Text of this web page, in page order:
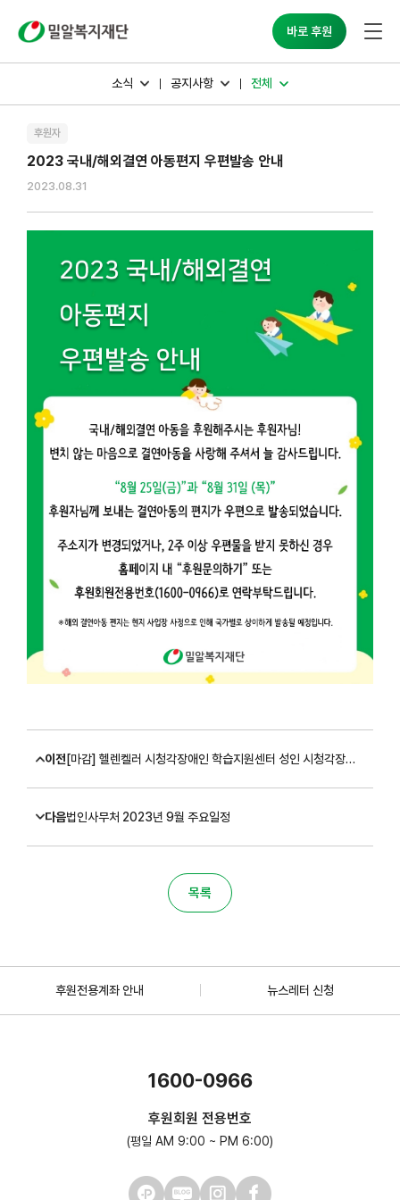
바로 후원
소식 공지사항 전체
후원자
2023 국내/해외결연 아동편지 우편발송 안내
2023.08.31
이전 [마감] 헬렌켈러 시청각장애인 학습지원센터 성인 시청각장애 직업훈련생 모집 (~9/15)
다음법인사무처 2023년 9월 주요일정
목록
후원전용계좌 안내 뉴스레터 신청
1600-0966
후원회원 전용번호
(평일 AM 9:00 ~ PM 6:00)